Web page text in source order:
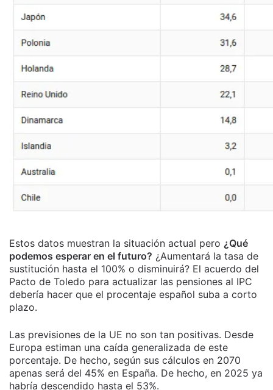
Estos datos muestran la situación actual pero ¿Qué
podemos esperar en el futuro? ¿Aumentará la tasa de
sustitución hasta el 100% o disminuirá? El acuerdo del
Pacto de Toledo para actualizar las pensiones al IPC
debería hacer que el procentaje español suba a corto
plazo.
Las previsiones de la UE no son tan positivas. Desde
Europa estiman una caída generalizada de este
porcentaje. De hecho, según sus cálculos en 2070
apenas será del 45% en España. De hecho, en 2025 ya
habría descendido hasta el 53%.